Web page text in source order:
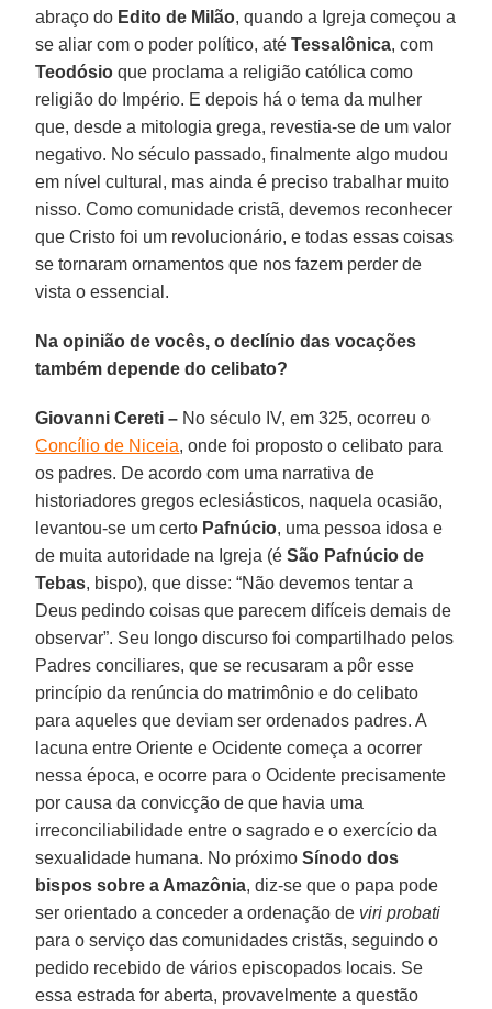
abraço do Edito de Milão, quando a Igreja começou a
se aliar com o poder político, atéTessalônica, com
Teodósio que proclama a religião católica como
religião do Império. E depois há o tema da mulher
que, desde a mitologia grega, revestia-se de um valor
negativo. No século passado, finalmente algo mudou
em nível cultural, mas ainda é preciso trabalhar muito
nisso. Como comunidade cristã, devemos reconhecer
que Cristo foi um revolucionário, e todas essas coisas
se tornaram ornamentos que nos fazem perder de
vista o essencial.
Na opinião de vocês, o declínio das vocações
também depende do celibato?
Giovanni Cereti – No século IV, em 325, ocorreu o
Concílio de Niceia, onde foi proposto o celibato para
os padres. De acordo com uma narrativa de
historiadores gregos eclesiásticos, naquela ocasião,
levantou-se um certo Pafnúcio, uma pessoa idosa e
de muita autoridade na Igreja (éSão Pafnúcio de
Tebas, bispo), que disse: “Não devemos tentar a
Deus pedindo coisas que parecem difíceis demais de
observar”. Seu longo discurso foi compartilhado pelos
Padres conciliares, que se recusaram a pôr esse
princípio da renúncia do matrimônio e do celibato
para aqueles que deviam ser ordenados padres. A
lacuna entre Oriente e Ocidente começa a ocorrer
nessa época, e ocorre para o Ocidente precisamente
por causa da convicção de que havia uma
irreconciliabilidade entre o sagrado e o exercício da
sexualidade humana. No próximoSínodo dos
bispos sobre a Amazônia, diz-se que o papa pode
ser orientado a conceder a ordenação de viri probati
para o serviço das comunidades cristãs, seguindo o
pedido recebido de vários episcopados locais. Se
essa estrada for aberta, provavelmente a questão